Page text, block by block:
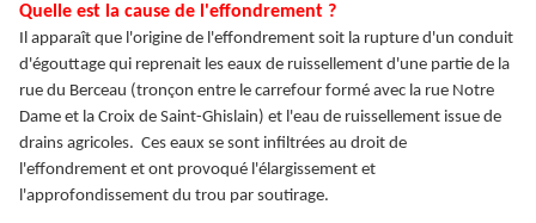
Quelle est la cause de l'effondrement ?
Il apparaît que l'origine de l'effondrement soit la rupture d'un conduit
d'égouttage qui reprenait les eaux de ruissellement d'une partie de la
rue du Berceau (tronçon entre le carrefour formé avec la rue Notre
Dame et la Croix de Saint-Ghislain) et l'eau de ruissellement issue de
drains agricoles. Ces eaux se sont infiltrées au droit de
l'effondrement et ont provoqué l'élargissement et
l'approfondissement du trou par soutirage.